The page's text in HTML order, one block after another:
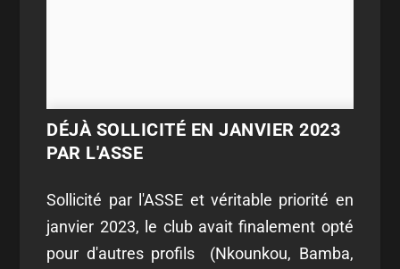
DÉJÀ SOLLICITÉ EN JANVIER 2023
PAR L'ASSE
Sollicité par l'ASSE et véritable priorité en
janvier 2023, le club avait finalement opté
pour d'autres profils (Nkounkou, Bamba,